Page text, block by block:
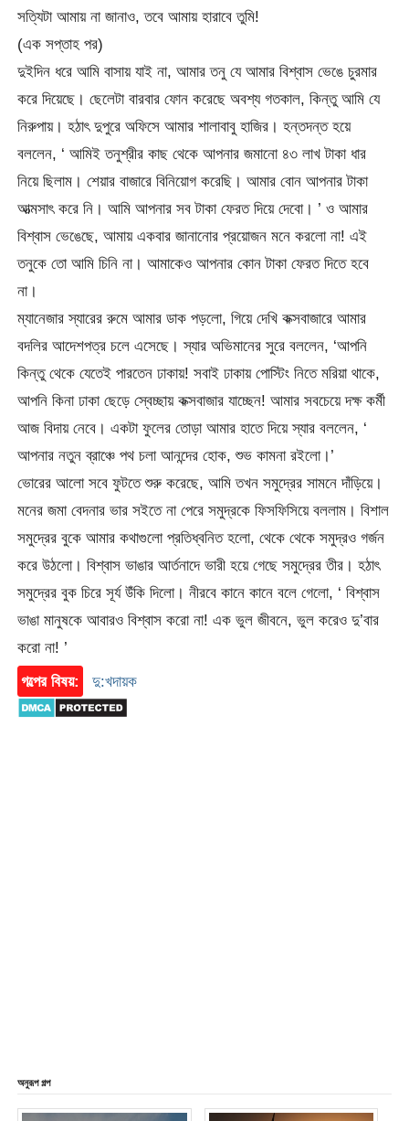
সত্যিটা আমায় না জানাও, তবে আমায় হারাবে তুমি!
(এক সপ্তাহ পর)
দুইদিন ধরে আমি বাসায় যাই না, আমার তনু যে আমার বিশ্বাস ভেঙে চুরমার
করে দিয়েছে। ছেলেটা বারবার ফোন করেছে অবশ্য গতকাল, কিন্তু আমি যে
নিরুপায়। হঠাৎ দুপুরে অফিসে আমার শালাবাবু হাজির। হন্তদন্ত হয়ে
বললেন, ‘ আমিই তনুশ্রীর কাছ থেকে আপনার জমানো ৪৩ লাখ টাকা ধার
নিয়ে ছিলাম। শেয়ার বাজারে বিনিয়োগ করেছি। আমার বোন আপনার টাকা
আত্মসাৎ করে নি। আমি আপনার সব টাকা ফেরত দিয়ে দেবো। ’ ও আমার
বিশ্বাস ভেঙেছে, আমায় একবার জানানোর প্রয়োজন মনে করলো না! এই
তনুকে তো আমি চিনি না। আমাকেও আপনার কোন টাকা ফেরত দিতে হবে
না।
ম্যানেজার স্যারের রুমে আমার ডাক পড়লো, গিয়ে দেখি কক্সবাজারে আমার
বদলির আদেশপত্র চলে এসেছে। স্যার অভিমানের সুরে বললেন, ‘আপনি
কিন্তু থেকে যেতেই পারতেন ঢাকায়! সবাই ঢাকায় পোস্টিং নিতে মরিয়া থাকে,
আপনি কিনা ঢাকা ছেড়ে স্বেচ্ছায় কক্সবাজার যাচ্ছেন! আমার সবচেয়ে দক্ষ কর্মী
আজ বিদায় নেবে। একটা ফুলের তোড়া আমার হাতে দিয়ে স্যার বললেন, ‘
আপনার নতুন ব্রাঞ্চে পথ চলা আনন্দের হোক, শুভ কামনা রইলো।’
ভোরের আলো সবে ফুটতে শুরু করেছে, আমি তখন সমুদ্রের সামনে দাঁড়িয়ে।
মনের জমা বেদনার ভার সইতে না পেরে সমুদ্রকে ফিসফিসিয়ে বললাম। বিশাল
সমুদ্রের বুকে আমার কথাগুলো প্রতিধ্বনিত হলো, থেকে থেকে সমুদ্রও গর্জন
করে উঠলো। বিশ্বাস ভাঙার আর্তনাদে ভারী হয়ে গেছে সমুদ্রের তীর। হঠাৎ
সমুদ্রের বুক চিরে সূর্য উঁকি দিলো। নীরবে কানে কানে বলে গেলো, ‘ বিশ্বাস
ভাঙা মানুষকে আবারও বিশ্বাস করো না! এক ভুল জীবনে, ভুল করেও দু’বার
করো না! ’
গল্পের বিষয়:
দু:খদায়ক
অনুরূপ গল্প